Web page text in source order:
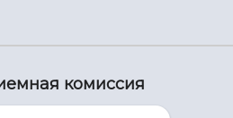
комиссия